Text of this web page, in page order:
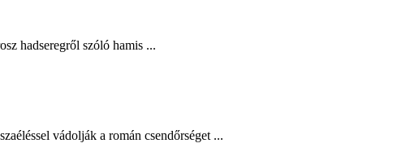
hadseregről szóló hamis ...
vádolják a román csendőrséget ...